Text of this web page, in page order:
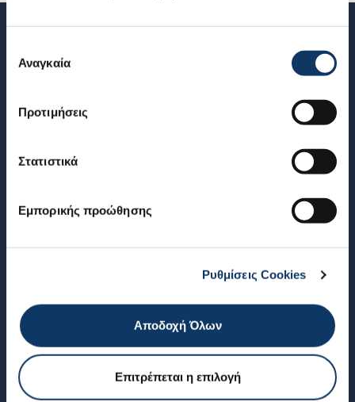
συγκατάθεσης
Αναγκαία
Προτιμήσεις
Στατιστικά
Εμπορικής προώθησης
Ρυθμίσεις Cookies
Αποδοχή Όλων
Επιτρέπεται η επιλογή
NEWSLETTER
Εγγραφείτε στο newsletter μας για να ενημερώνεστε για όλα τα
νέα της Suzuki
ΕΓΓΡΑΦΕΙΤΕ ΣΤΟ NEWSLETTER
S-CROSS
e VITARA
Suzuki Care+
SUZUKI Αξεσουάρ®
Πρόγραμμα Ασφάλισης
My Suzuki